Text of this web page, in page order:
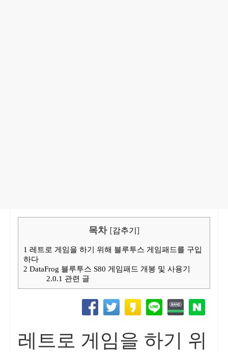
목차 [감추기]
1 레트로 게임을 하기 위해 블루투스 게임패드를 구입
하다
2 DataFrog 블루투스 S80 게임패드 개봉 및 사용기
2.0.1 관련 글
레트로 게임을 하기 위